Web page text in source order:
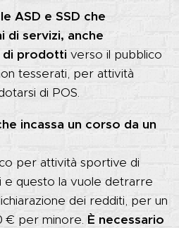
ASD e SSD che
di servizi, anche
di prodotti verso il pubblico
tesserati, per attività
di POS.
incassa un corso da un
per attività sportive di
e questo la vuole detrarre
dei redditi, per un
€ per minore. È necessario